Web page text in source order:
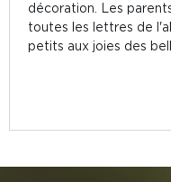
décoration. Les
toutes les lettres de
petits aux joies des